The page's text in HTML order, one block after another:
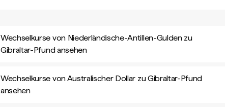
Wechselkurse von Niederländische-Antillen-Gulden zu
Gibraltar-Pfund ansehen
Wechselkurse von Australischer Dollar zu Gibraltar-Pfund
ansehen